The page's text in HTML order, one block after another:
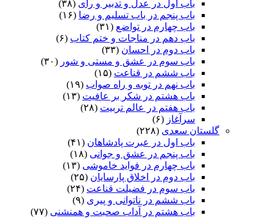
باب اول در عدل و تدبیر و رای (۳۸)
باب پنجم در باب تسلیم و رضا (۱۶)
باب چهارم در تواضع (۳۱)
باب دهم در مناجات و ختم کتاب (۶)
باب دوم در احسان (۳۳)
باب سوم در عشق و مستی و شور (۳۰)
باب ششم در قناعت (۱۵)
باب نهم در توبه و راه صواب (۱۹)
باب هشتم در شکر بر عافیت (۱۳)
باب هفتم در عالم تربیت (۲۸)
سرآغاز (۶)
گلستان سعدی (۲۲۸)
باب اول در عبرت پادشاهان (۴۱)
باب پنجم در عشق و جوانى (۱۸)
باب چهارم در فواید خاموشى (۱۳)
باب دوم در اخلاق پارسایان (۲۵)
باب سوم در فضیلت قناعت (۲۴)
باب ششم در ناتوانى و پیرى (۹)
باب هشتم در آداب صحبت و همنشنى (۷۷)